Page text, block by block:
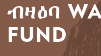
ምድላይ
ብዛዕባ
FUND